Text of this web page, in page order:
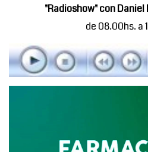
"Radioshow" con Daniel
de 08.00hs. a